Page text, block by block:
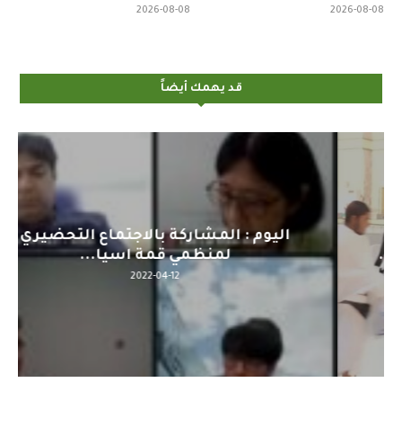
2026-08-08 2026-08-08
قد يهمك أيضاً
اليوم : المشاركة بالاجتماع التحضيري
لمنظمي قمة اسيا...
2022-04-12